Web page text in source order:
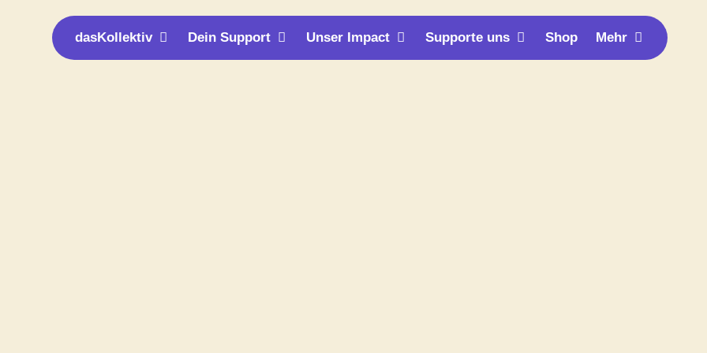
dasKollektiv Öffne dasKollektiv
Dein Support Öffne Dein Support
Unser Impact Öffne Unser Impact
Supporte uns Öffne Supporte uns
Shop Mehr Öffne